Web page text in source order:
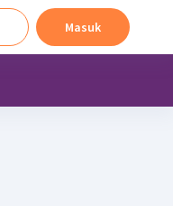
Masuk